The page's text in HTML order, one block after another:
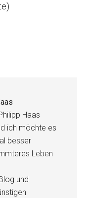
Haas
ich möchte es
besser
Leben
und